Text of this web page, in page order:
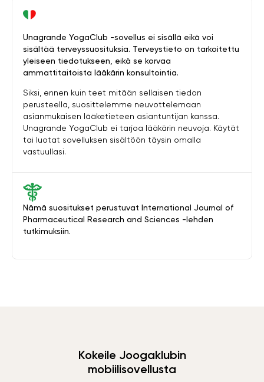
Nämä suositukset perustuvat International Journal of
Pharmaceutical Research and Sciences -lehden
tutkimuksiin.
Unagrande YogaClub -sovellus ei sisällä eikä voi
sisältää terveyssuosituksia. Terveystieto on tarkoitettu
yleiseen tiedotukseen, eikä se korvaa
ammattitaitoista lääkärin konsultointia.
Siksi, ennen kuin teet mitään sellaisen tiedon
perusteella, suosittelemme neuvottelemaan
asianmukaisen lääketieteen asiantuntijan kanssa.
Unagrande YogaClub ei tarjoa lääkärin neuvoja. Käytät
tai luotat sovelluksen sisältöön täysin omalla
vastuullasi.
Kokeile Joogaklubin
mobiilisovellusta